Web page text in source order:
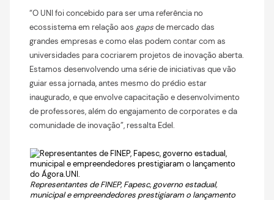
“O UNI foi concebido para ser uma referência no
ecossistema em relação aos gapsde mercado das
grandes empresas e como elas podem contar com as
universidades para cocriarem projetos de inovação aberta.
Estamos desenvolvendo uma série de iniciativas que vão
guiar essa jornada, antes mesmo do prédio estar
inaugurado, e que envolve capacitação e desenvolvimento
de professores, além do engajamento de corporates e da
comunidade de inovação”, ressalta Edel.
Representantes de FINEP, Fapesc, governo estadual,
municipal e empreendedores prestigiaram o lançamento